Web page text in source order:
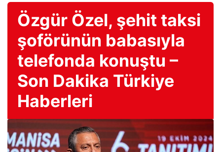
Özgür Özel, şehit taksi
şoförünün babasıyla
telefonda konuştu –
Son Dakika Türkiye
Haberleri